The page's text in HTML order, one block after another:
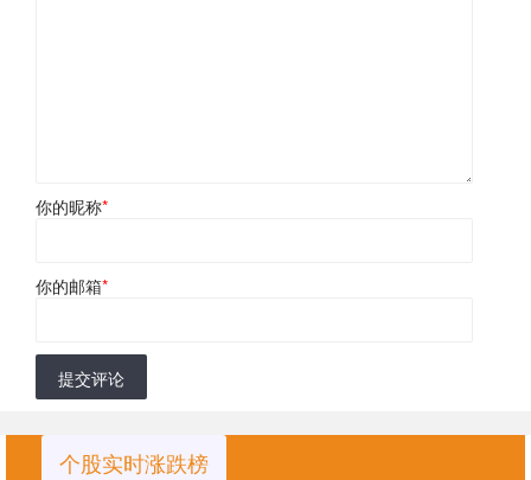
你的昵称*
你的邮箱*
提交评论
个股实时涨跌榜